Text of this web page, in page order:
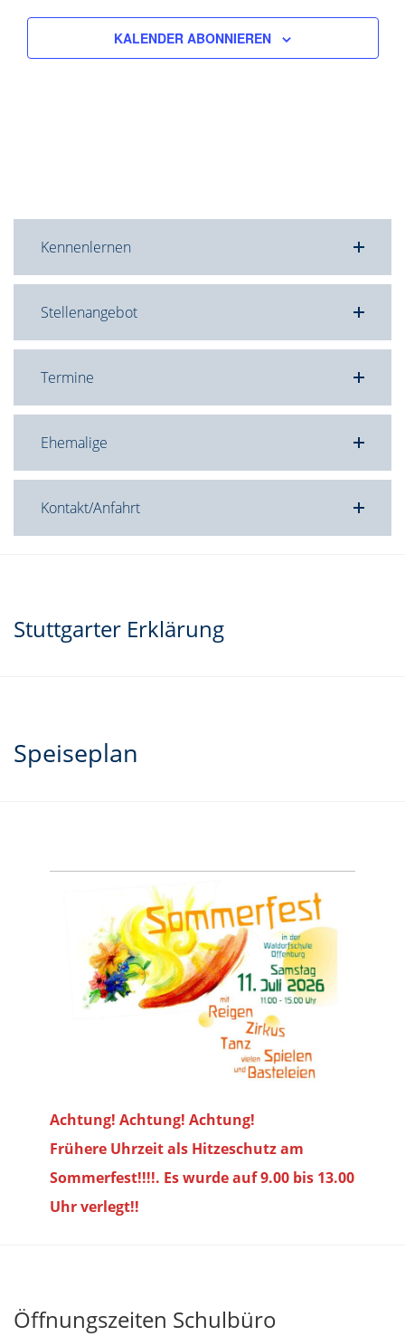
KALENDER ABONNIEREN
Kennenlernen
Stellenangebot
Termine
Ehemalige
Kontakt/Anfahrt
Stuttgarter Erklärung
Speiseplan
Achtung! Achtung! Achtung!
Frühere Uhrzeit als Hitzeschutz am
Sommerfest!!!!. Es wurde auf 9.00 bis 13.00
Uhr verlegt!!
Öffnungszeiten Schulbüro